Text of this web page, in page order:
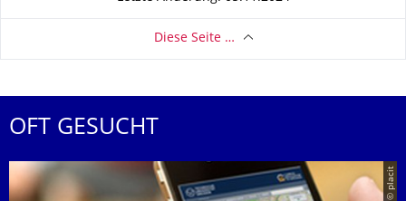
Diese Seite …
OFT GESUCHT
© placit